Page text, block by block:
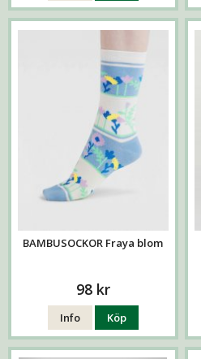
BAMBUSOCKOR Fraya blom
98 kr
Info Köp